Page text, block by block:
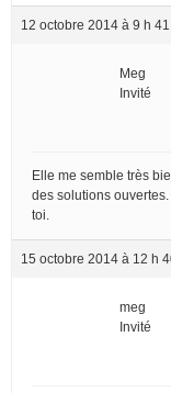
12 octobre 2014 à 9 h
Meg
Invité
Elle me semble très
des solutions
toi.
15 octobre 2014 à 12 h
meg
Invité